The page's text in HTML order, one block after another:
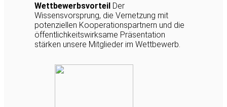
Wettbewerbsvorteil Der
Wissensvorsprung, die Vernetzung mit
potenziellen Kooperationspartnern und die
öffentlichkeitswirksame Präsentation
stärken unsere Mitglieder im Wettbewerb.